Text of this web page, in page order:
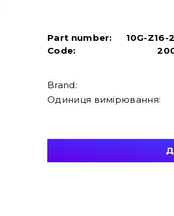
Part number:
10G-Z16-
Code:
Brand:
Одиниця вимірювання: